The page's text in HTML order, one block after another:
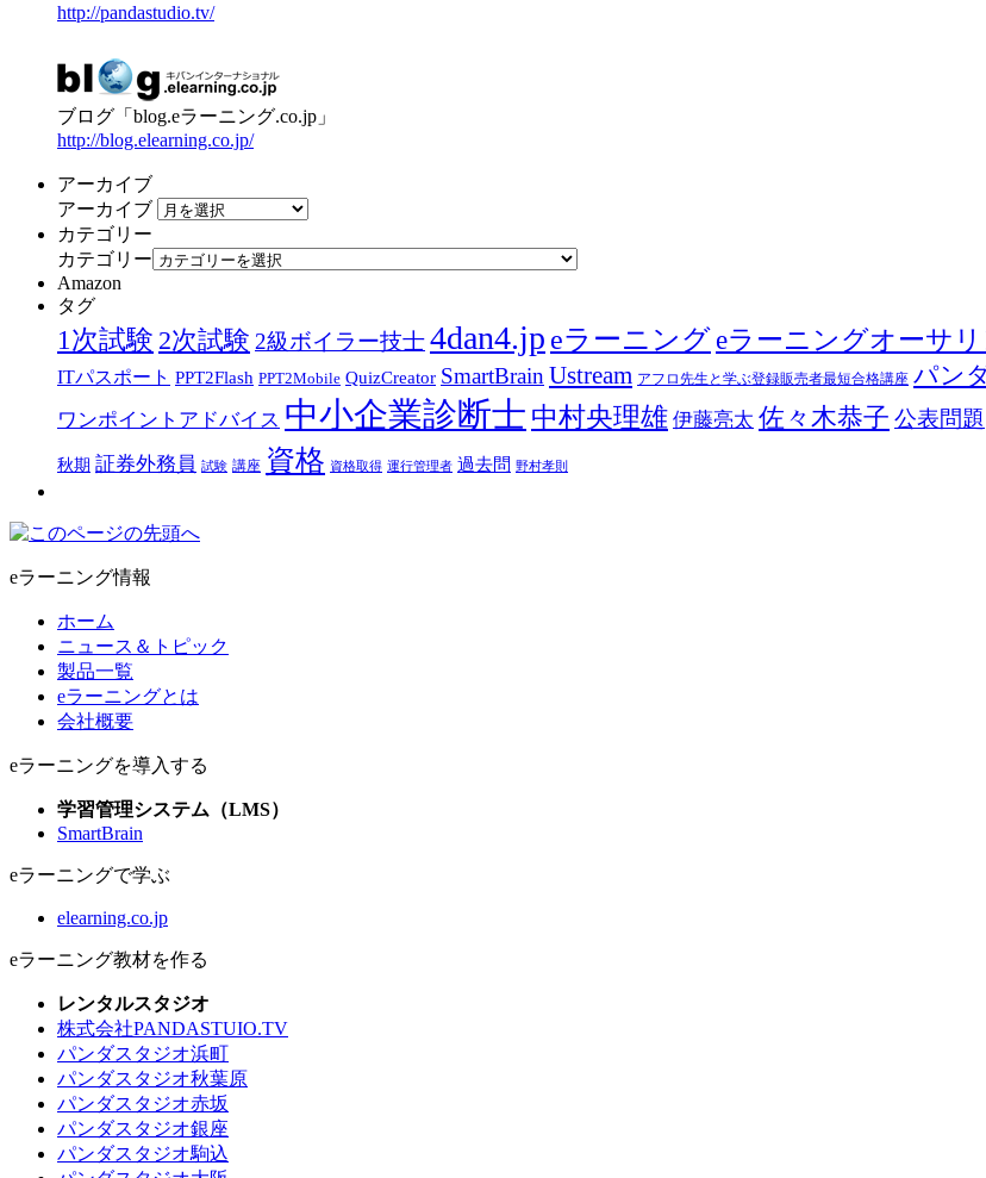
http://pandastudio.tv/
ブログ「blog.eラーニング.co.jp」
http://blog.elearning.co.jp/
アーカイブ
アーカイブ
カテゴリー
カテゴリー
Amazon
タグ
1次試験 2次試験 2級ボイラー技士4dan4.jp eラーニング eラーニングオーサ
ITパスポート PPT2Flash PPT2Mobile QuizCreator SmartBrain Ustream アフロ先生と学ぶ登録販売者最短合格講座 パン
ワンポイントアドバイス 中小企業診断士 中村央理雄 伊藤亮太 佐々木恭子 公表問題
秋期 証券外務員 試験 講座 資格 資格取得 運行管理者 過去問 野村孝則
eラーニング情報
ホーム
ニュース＆トピック
製品一覧
eラーニングとは
会社概要
eラーニングを導入する
学習管理システム（LMS）
SmartBrain
eラーニングで学ぶ
elearning.co.jp
eラーニング教材を作る
レンタルスタジオ
株式会社PANDASTUIO.TV
パンダスタジオ浜町
パンダスタジオ秋葉原
パンダスタジオ赤坂
パンダスタジオ銀座
パンダスタジオ駒込